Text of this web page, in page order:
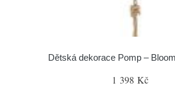
Dětská dekorace Pomp –
1 398 Kč